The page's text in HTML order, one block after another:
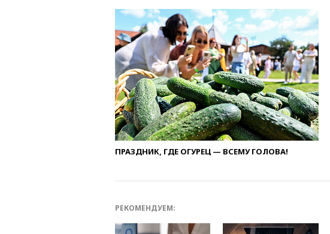
ПРАЗДНИК, ГДЕ ОГУРЕЦ — ВСЕМУ ГОЛОВА!
РЕКОМЕНДУЕМ: